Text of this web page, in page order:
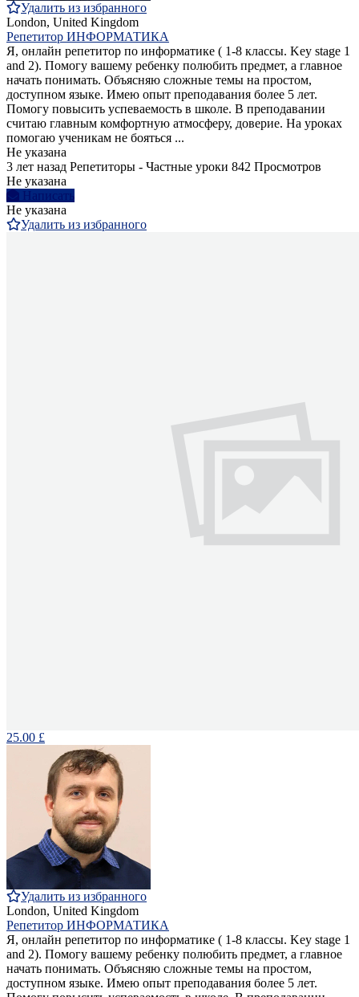
Удалить из избранного
London, United Kingdom
Репетитор ИНФОРМАТИКА
Я, онлайн репетитор по информатике ( 1-8 классы. Key stage 1
and 2). Помогу вашему ребенку полюбить предмет, а главное
начать понимать. Объясняю сложные темы на простом,
доступном языке. Имею опыт преподавания более 5 лет.
Помогу повысить успеваемость в школе. В преподавании
считаю главным комфортную атмосферу, доверие. На уроках
помогаю ученикам не бояться ...
Не указана
3 лет назад Репетиторы - Частные уроки 842 Просмотров
Не указана
Написать
Не указана
Удалить из избранного
25.00 £
Удалить из избранного
London, United Kingdom
Репетитор ИНФОРМАТИКА
Я, онлайн репетитор по информатике ( 1-8 классы. Key stage 1
and 2). Помогу вашему ребенку полюбить предмет, а главное
начать понимать. Объясняю сложные темы на простом,
доступном языке. Имею опыт преподавания более 5 лет.